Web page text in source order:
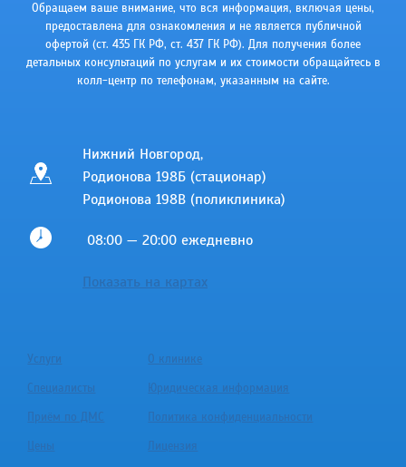
Обращаем ваше внимание, что вся информация, включая цены,
предоставлена для ознакомления и не является публичной
офертой (ст. 435 ГК РФ, cт. 437 ГК РФ). Для получения более
детальных консультаций по услугам и их стоимости обращайтесь в
колл-центр по телефонам, указанным на сайте.
Нижний Новгород,
Родионова 198Б (стационар)
Родионова 198В (поликлиника)
08:00 — 20:00 ежедневно
Показать на картах
Услуги
О клинике
Специалисты
Юридическая информация
Приём по ДМС
Политика конфиденциальности
Цены
Лицензия